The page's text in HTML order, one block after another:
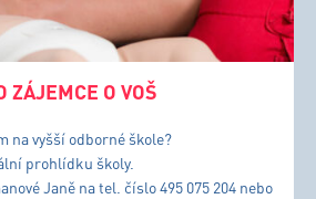
ZÁJEMCE O VOŠ
na vyšší odborné škole?
prohlídku školy.
Janě na tel. číslo 495 075 204 nebo